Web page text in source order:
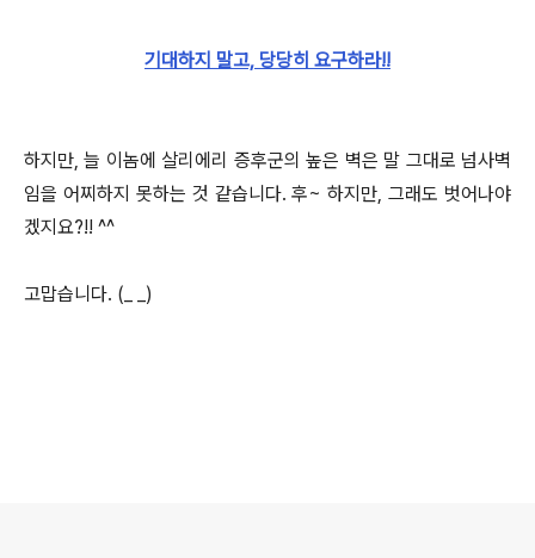
기대하지 말고, 당당히 요구하라!!
하지만, 늘 이놈에 살리에리 증후군의 높은 벽은 말 그대로 넘사벽
임을 어찌하지 못하는 것 같습니다. 후~ 하지만, 그래도 벗어나야
겠지요?!! ^^
고맙습니다. (_ _)